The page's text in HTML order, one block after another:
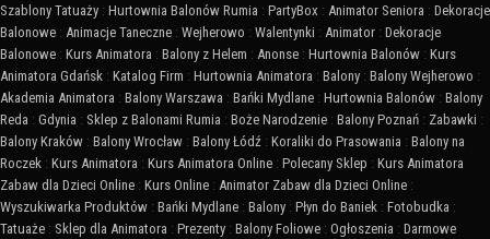
Szablony Tatuaży : Hurtownia Balonów Rumia : PartyBox : Animator Seniora : Dekoracje
Balonowe : Animacje Taneczne : Wejherowo : Walentynki : Animator : Dekoracje
Balonowe : Kurs Animatora : Balony z Helem : Anonse : Hurtownia Balonów : Kurs
Animatora Gdańsk : Katalog Firm : Hurtownia Animatora : Balony : Balony Wejherowo :
Akademia Animatora : Balony Warszawa : Bańki Mydlane : Hurtownia Balonów : Balony
Reda : Gdynia : Sklep z Balonami Rumia : Boże Narodzenie : Balony Poznań : Zabawki :
Balony Kraków : Balony Wrocław : Balony Łódź : Koraliki do Prasowania : Balony na
Roczek : Kurs Animatora : Kurs Animatora Online : Polecany Sklep : Kurs Animatora
Zabaw dla Dzieci Online : Kurs Online : Animator Zabaw dla Dzieci Online :
Wyszukiwarka Produktów : Bańki Mydlane : Balony : Płyn do Baniek : Fotobudka :
Tatuaże : Sklep dla Animatora : Prezenty : Balony Foliowe : Ogłoszenia : Darmowe